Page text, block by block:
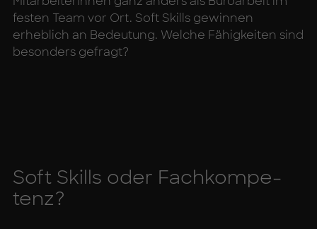
festen Team vor Ort. Soft Skills gewinnen
erheblich an Bedeutung. Welche Fähigkeiten sind
besonders gefragt?
Soft Skills oder Fach­kom­pe­
tenz?